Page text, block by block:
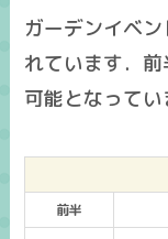
ガーデンイベ
れています．
可能となってい
前半